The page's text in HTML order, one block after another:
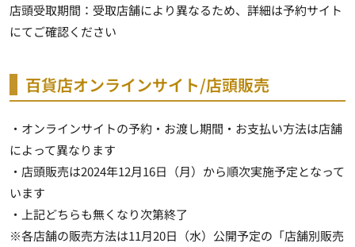
店頭受取期間：受取店舗により異なるため、詳細は予約サイト
にてご確認ください
百貨店オンラインサイト/店頭販売
・オンラインサイトの予約・お渡し期間・お支払い方法は店舗
によって異なります
・店頭販売は2024年12月16日（月）から順次実施予定となって
います
・上記どちらも無くなり次第終了
※各店舗の販売方法は11月20日（水）公開予定の「店舗別販売